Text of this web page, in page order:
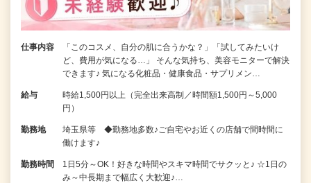
仕事内容
「このコスメ、自分の肌に合うかな？」「試してみたいけ
ど、費用が気になる…」 そんな気持ち、美容モニターで解決
できます♪ 気になる化粧品・健康食品・サプリメン…
給与
時給1,500円以上（完全出来高制／時間額1,500円～5,000
円）
勤務地
埼玉県等 ◆勤務地多数♪ご自宅やお近くの店舗で間時間に
働けます♪
勤務時間
1日5分～OK！好きな時間やスキマ時間でサクッと♪ ☆1日の
み～中長期まで幅広く大歓迎♪…